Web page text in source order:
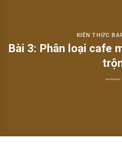
KIẾN THỨC
Bài 3: Phân loại cafe